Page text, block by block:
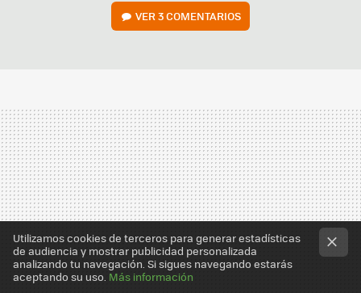
VER3 COMENTARIOS
Utilizamos cookies de terceros para generar estadísticas
de audiencia y mostrar publicidad personalizada
analizando tu navegación. Si sigues navegando estarás
aceptando su uso. Más información